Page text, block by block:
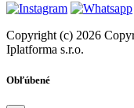
Copyright (c) 2026
Iplatforma s.r.o.
Obľúbené